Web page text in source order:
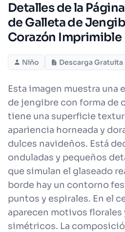
Detalles de la
de Galleta de
Corazón Imprimible
Niño Descarga Gratuita
Esta imagen muestra una
de jengibre con forma de
tiene una superficie
apariencia horneada y
dulces navideños. Está
onduladas y pequeños
que simulan el glaseado
borde hay un contorno
puntos y espirales. En el
aparecen motivos
simétricos. La